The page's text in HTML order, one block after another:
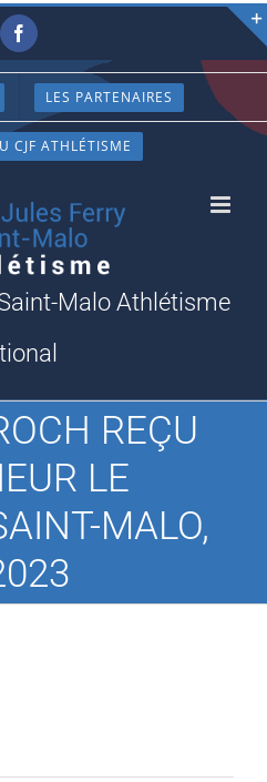
Facebook
LES PARTENAIRES
CJF ATHLÉTISME
Malo Athlétisme
REÇU
LE
MALO,